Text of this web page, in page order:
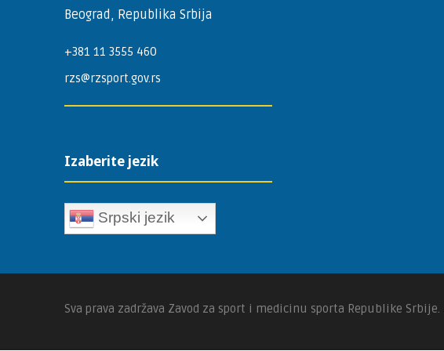
Beograd, Republika Srbija
+381 11 3555 460
rzs@rzsport.gov.rs
Izaberite jezik
Srpski jezik
Sva prava zadržava Zavod za sport i medicinu sporta Republike